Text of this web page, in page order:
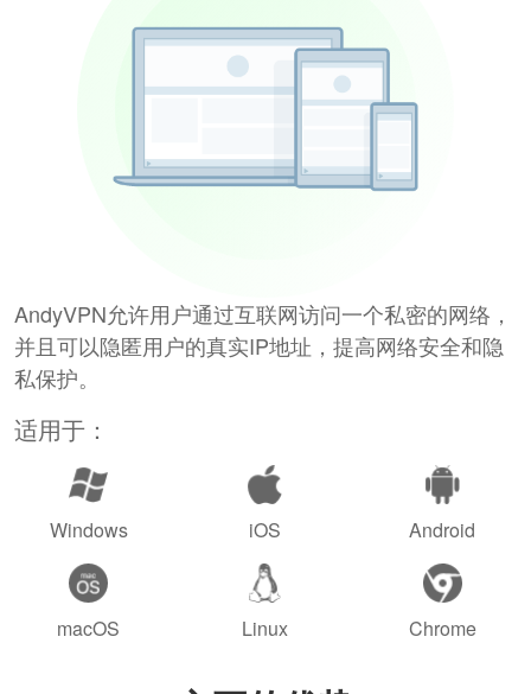
AndyVPN允许用户通过互联网访问一个私密的网络，
并且可以隐匿用户的真实IP地址，提高网络安全和隐
私保护。
适用于：
Windows iOS Android
macOS Linux Chrome